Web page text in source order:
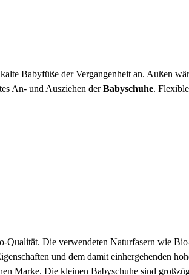
Babyfüße der Vergangenheit an. Außen
An- und Ausziehen derBabyschuhe.
Qualität. Die verwendeten Naturfasern wie
und dem damit einhergehenden
Marke. Die kleinen Babyschuhe sind